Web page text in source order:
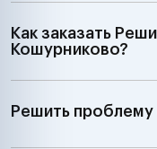
Как заказать
Кошурниково?
Решить проблему